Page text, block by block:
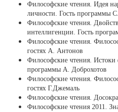
Философские чтения. Идея
личности. Гость программы
Философские чтения.
интеллигенции. Гость
Философские чтения.
гостях А. Антонов
Философские чтения.
программы А. Доброхотов
Философские чтения.
гостях Г.Джемаль
Философские чтения.
Философские чтения 2011.